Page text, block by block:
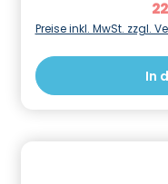
Verantwortliche
GmbH,
Preise inkl. MwSt. zzgl.
In